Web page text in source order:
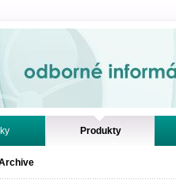
informácie. Online.
Produkty